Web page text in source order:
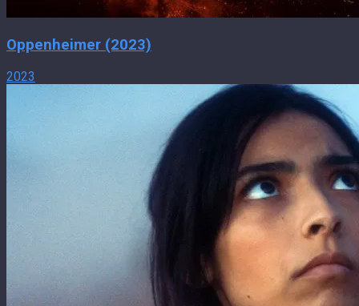
Oppenheimer (2023)
2023